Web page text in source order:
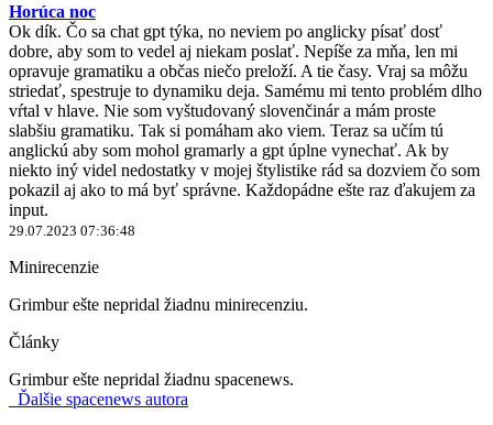
Horúca noc
Ok dík. Čo sa chat gpt týka, no neviem po anglicky písať dosť
dobre, aby som to vedel aj niekam poslať. Nepíše za mňa, len mi
opravuje gramatiku a občas niečo preloží. A tie časy. Vraj sa môžu
striedať, spestruje to dynamiku deja. Samému mi tento problém dlho
vŕtal v hlave. Nie som vyštudovaný slovenčinár a mám proste
slabšiu gramatiku. Tak si pomáham ako viem. Teraz sa učím tú
anglickú aby som mohol gramarly a gpt úplne vynechať. Ak by
niekto iný videl nedostatky v mojej štylistike rád sa dozviem čo som
pokazil aj ako to má byť správne. Každopádne ešte raz ďakujem za
input.
29.07.2023 07:36:48
Minirecenzie
Grimbur ešte nepridal žiadnu minirecenziu.
Články
Grimbur ešte nepridal žiadnu spacenews.
Ďalšie spacenews autora